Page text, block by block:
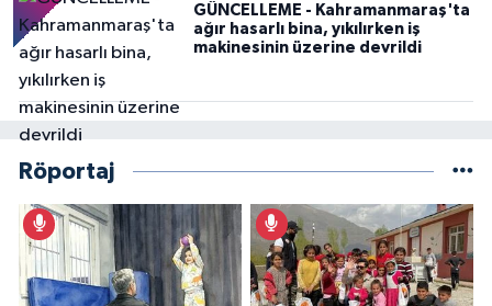
GÜNCELLEME - Kahramanmaraş'ta
ağır hasarlı bina, yıkılırken iş
makinesinin üzerine devrildi
Röportaj